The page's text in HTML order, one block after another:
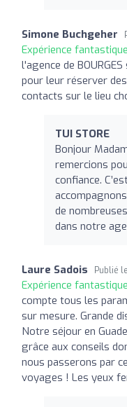
Simone Buchgeher
Expérience
l'agence de
pour leur réserver
contacts sur le lieu
TUI STORE
Bonjour
remercions
confiance.
de
dans notre
Laure Sadois Publié le
Expérience
compte tous les
sur mesure. Grande
Notre séjour en
grâce aux conseils
nous passerons par
voyages ! Les yeux